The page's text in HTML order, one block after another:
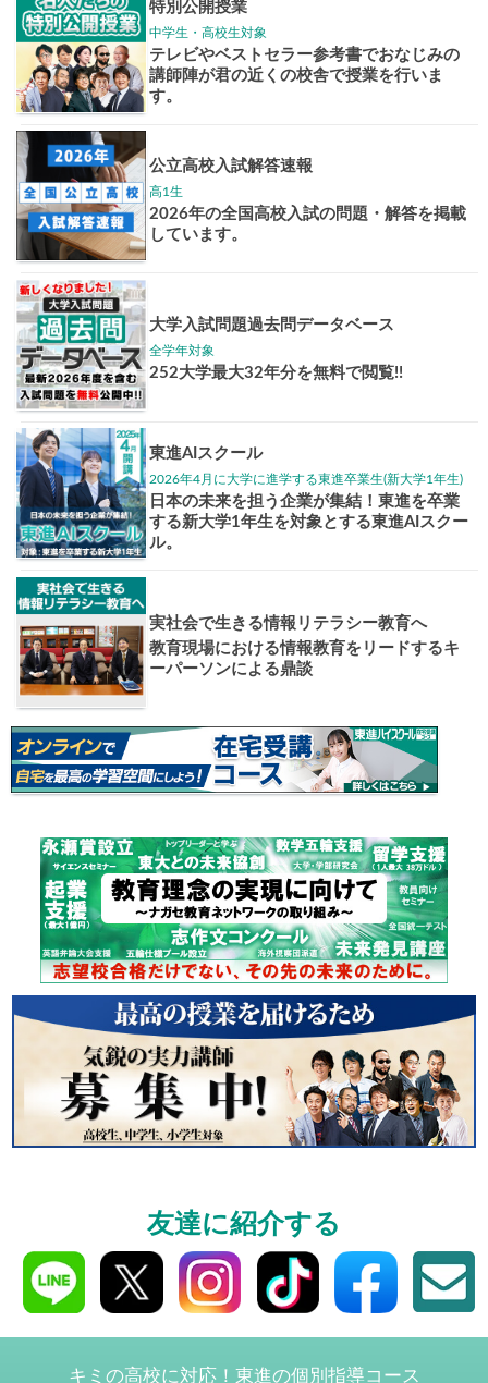
志作文コンクール 君の未来
情報
大学入試偏差値ランキング 現役合格
高3生・高2生・高1生対
東進の実力講師陣
個別相談
高3生・高2生・高1生と
受験や高校の成績
ください！
高3生・高2生・高1生対
資料請求・イベン
ら！
友達に紹介する
キミの高校に対応！東進の個別指導コース